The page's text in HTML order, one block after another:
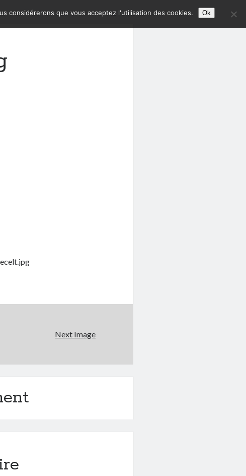
Next Image
considérerons que vous acceptez l'utilisation des cookies. Ok